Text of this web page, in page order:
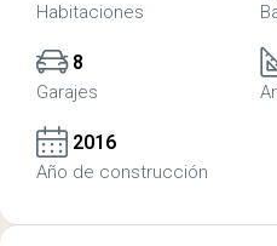
Habitaciones
8
Garajes
2016
Año de construcción